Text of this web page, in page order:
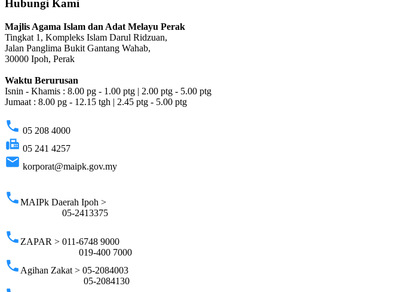
Hubungi Kami
Majlis Agama Islam dan Adat Melayu Perak
Tingkat 1, Kompleks Islam Darul Ridzuan,
Jalan Panglima Bukit Gantang Wahab,
30000 Ipoh, Perak
Waktu Berurusan
Isnin - Khamis : 8.00 pg - 1.00 ptg | 2.00 ptg - 5.00 ptg
Jumaat : 8.00 pg - 12.15 tgh | 2.45 ptg - 5.00 ptg
phone 05 208 4000
fax 05 241 4257
email korporat@maipk.gov.my
phoneMAIPk Daerah Ipoh >
05-2413375
phone ZAPAR > 011-6748 9000
019-400 7000
phone Agihan Zakat > 05-2084003
05-2084130